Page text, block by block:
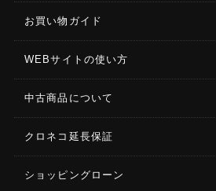
お買い物ガイド
WEBサイトの使い方
中古商品について
クロネコ延長保証
ショッピングローン